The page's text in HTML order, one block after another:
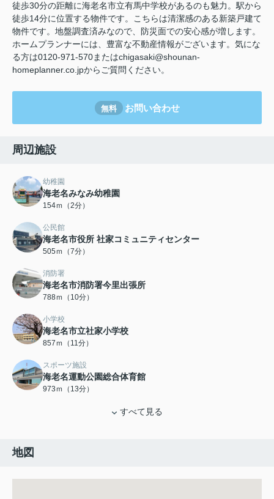
徒歩30分の距離に海老名市立有馬中学校があるのも魅力。駅から
徒歩14分に位置する物件です。こちらは清潔感のある新築戸建て
物件です。地盤調査済みなので、防災面での安心感が増します。
ホームプランナーには、豊富な不動産情報がございます。気にな
る方は0120-971-570またはchigasaki@shounan-
homeplanner.co.jpからご質問ください。
無料 お問い合わせ
周辺施設
幼稚園
海老名みなみ幼稚園
154ｍ（2分）
公民館
海老名市役所 社家コミュニティセンター
505ｍ（7分）
消防署
海老名市消防署今里出張所
788ｍ（10分）
小学校
海老名市立社家小学校
857ｍ（11分）
スポーツ施設
海老名運動公園総合体育館
973ｍ（13分）
すべて見る
地図